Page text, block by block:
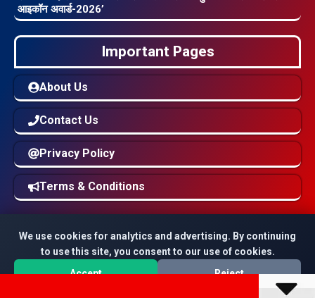
आइकॉन अवार्ड-2026’
Important Pages
About Us
Contact Us
Privacy Policy
Terms & Conditions
© 2016 to 2026SoochnaNewsAll Rights Reserved |
We use cookies for analytics and advertising. By continuing
to use this site, you consent to our use of cookies.
Accept
Reject